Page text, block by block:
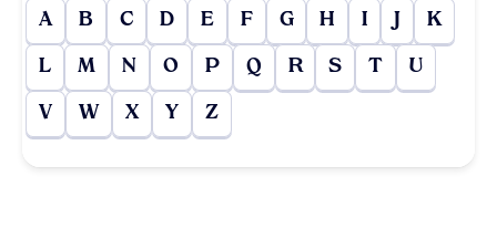
A B C D E F G H I J K
L M N O P Q R S T U
V W X Y Z